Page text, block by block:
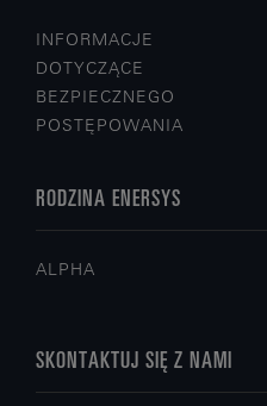
INFORMACJE
DOTYCZĄCE
BEZPIECZNEGO
POSTĘPOWANIA
RODZINA ENERSYS
ALPHA
SKONTAKTUJ SIĘ Z NAMI